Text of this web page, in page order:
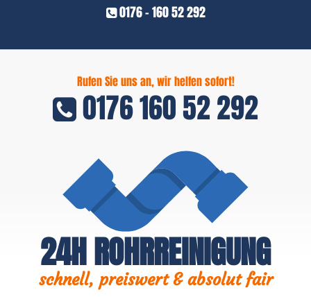
0176 - 160 52 292
Rufen Sie uns an, wir helfen sofort!
0176 160 52 292
24H ROHRREINIGUNG
schnell, preiswert & absolut fair